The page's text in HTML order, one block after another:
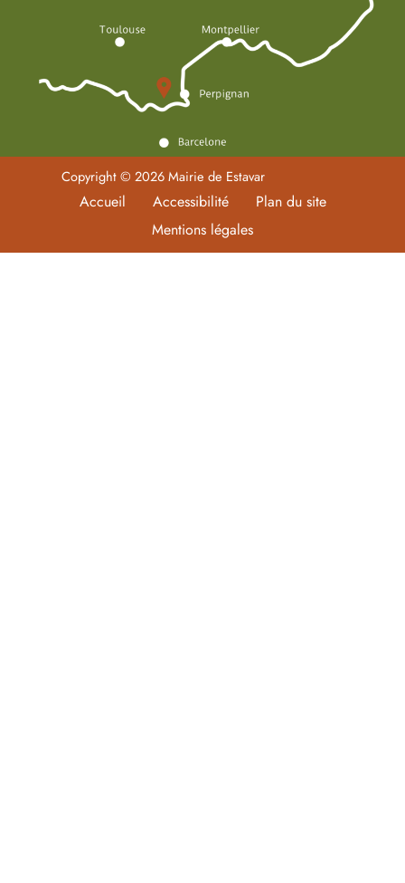
Copyright © 2026 Mairie de Estavar
Accueil Accessibilité
Plan du site
Mentions légales